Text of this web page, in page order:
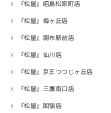
『松屋』昭島松原町店
『松屋』梅ヶ丘店
『松屋』調布駅前店
『松屋』仙川店
『松屋』京王つつじヶ丘店
『松屋』三鷹南口店
『松屋』国領店